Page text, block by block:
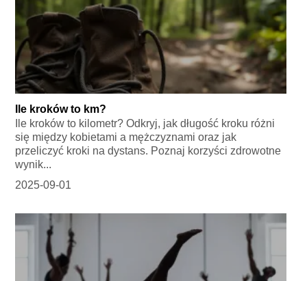
Ile kroków to km?
Ile kroków to kilometr? Odkryj, jak długość kroku różni
się między kobietami a mężczyznami oraz jak
przeliczyć kroki na dystans. Poznaj korzyści zdrowotne
wynik...
2025-09-01